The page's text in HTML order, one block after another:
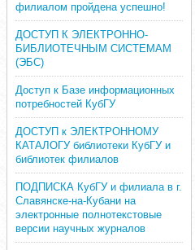
филиалом пройдена успешно!
ДОСТУП К ЭЛЕКТРОННО-
БИБЛИОТЕЧНЫМ СИСТЕМАМ
(ЭБС)
Доступ к Базе информационных
потребностей КубГУ
ДОСТУП к ЭЛЕКТРОННОМУ
КАТАЛОГУ библиотеки КубГУ и
библиотек филиалов
ПОДПИСКА КубГУ и филиала в г.
Славянске-на-Кубани на
электронные полнотекстовые
версии научных журналов